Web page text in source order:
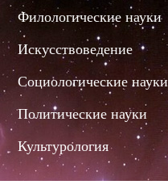
Филологические науки
Искусствоведение
Социологические науки
Политические науки
Культурология